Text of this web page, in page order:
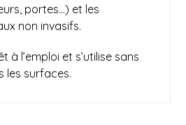
portes…) et les
non invasifs.
à l’emploi et s’utilise sans
les surfaces.